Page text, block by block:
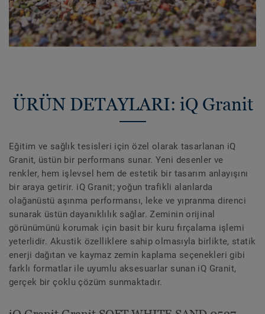
ÜRÜN DETAYLARI: iQ Granit
Eğitim ve sağlık tesisleri için özel olarak tasarlanan iQ
Granit, üstün bir performans sunar. Yeni desenler ve
renkler, hem işlevsel hem de estetik bir tasarım anlayışını
bir araya getirir. iQ Granit; yoğun trafikli alanlarda
olağanüstü aşınma performansı, leke ve yıpranma direnci
sunarak üstün dayanıklılık sağlar. Zeminin orijinal
görünümünü korumak için basit bir kuru fırçalama işlemi
yeterlidir. Akustik özelliklere sahip olmasıyla birlikte, statik
enerji dağıtan ve kaymaz zemin kaplama seçenekleri gibi
farklı formatlar ile uyumlu aksesuarlar sunan iQ Granit,
gerçek bir çoklu çözüm sunmaktadır.